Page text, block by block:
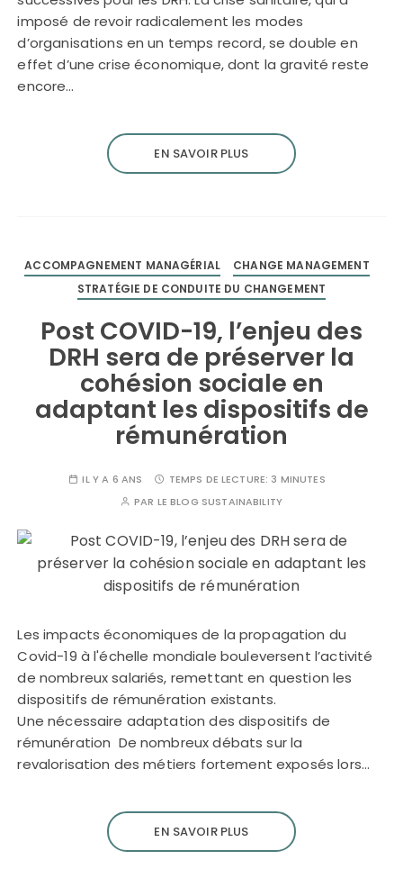
imposé de revoir radicalement les modes
d’organisations en un temps record, se double en
effet d’une crise économique, dont la gravité reste
encore…
EN SAVOIR PLUS
ACCOMPAGNEMENT MANAGÉRIAL
CHANGE MANAGEMENT
STRATÉGIE DE CONDUITE DU CHANGEMENT
Post COVID-19, l’enjeu des
DRH sera de préserver la
cohésion sociale en
adaptant les dispositifs de
rémunération
IL Y A 6 ANS TEMPS DE LECTURE: 3 MINUTES
PAR LE BLOG SUSTAINABILITY
Les impacts économiques de la propagation du
Covid-19 à l'échelle mondiale bouleversent l’activité
de nombreux salariés, remettant en question les
dispositifs de rémunération existants.
Une nécessaire adaptation des dispositifs de
rémunération De nombreux débats sur la
revalorisation des métiers fortement exposés lors…
EN SAVOIR PLUS